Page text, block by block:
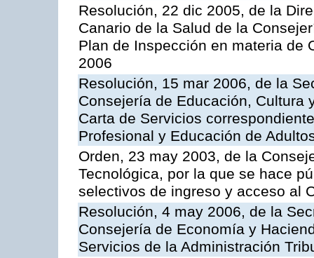
Resolución, 22 dic 2005, de la
Canario de la Salud de la
Plan de Inspección en materia de
2006
Resolución, 15 mar 2006, de la
Consejería de Educación, Cultura
Carta de Servicios
Profesional y Educación de
Orden, 23 may 2003, de la
Tecnológica, por la que se hace
selectivos de ingreso y acceso al
Resolución, 4 may 2006, de la
Consejería de Economía y
Servicios de la Administración